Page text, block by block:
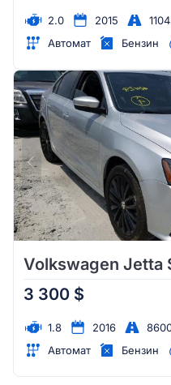
2.0 2015
Автомат
Бензин
Volkswagen Jetta
3 300 $
1.8 2016
Автомат
Бензин